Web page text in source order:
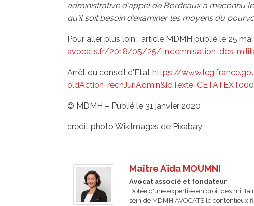
administrative d'appel de Bordeaux a méconnu
qu'il soit besoin d'examiner les moyens du
Pour aller plus loin : article MDMH publié le 25
avocats.fr/2018/05/25/lindemnisation-des-
Arrêt du conseil d'Etat https://
© MDMH – Publié le 31 janvier 2020
credit photo Wikilmages de Pixabay
Maître Aïda MOUMNI
Avocat associé et fondateur
Dotée d'une expertise en droit des
sein de MDMH AVOCATS le contentieux